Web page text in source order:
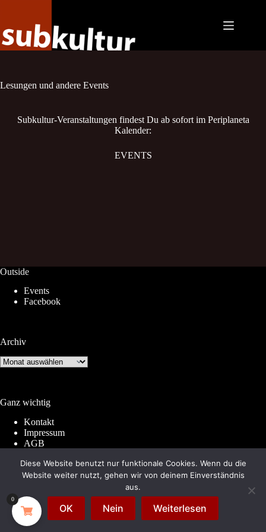
Lesungen und andere Events
Subkultur-Veranstaltungen findest Du ab sofort im Periplaneta
Kalender:
EVENTS
Outside
Events
Facebook
Archiv
Archiv
Ganz wichtig
Kontakt
Impressum
AGB
Datenschutz
© 2026 by Subkultur
. Made with WordPress &
WooCommerce.
is a division of Periplaneta
Berlin
0
Diese Website benutzt nur funktionale Cookies. Wenn du die
Website weiter nutzt, gehen wir von deinem Einverständnis
aus.
OK Nein Weiterlesen